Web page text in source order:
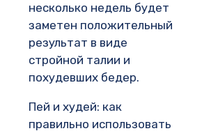
несколько недель будет
заметен положительный
результат в виде
стройной талии и
похудевших бедер.
Пей и худей: как
правильно использовать